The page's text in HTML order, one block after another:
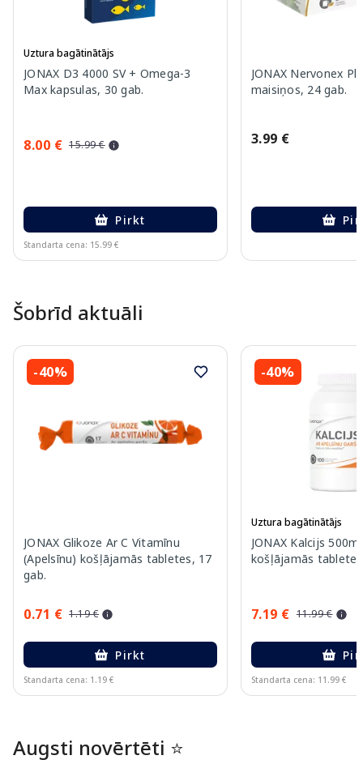
Uztura bagātinātājs
JONAX D3 4000 SV + Omega-3
Max kapsulas, 30 gab.
8.00 € 15.99 €
Pirkt
Standarta cena: 15.99 €
JONAX Nervonex
maisiņos, 24 gab.
3.99 €
Šobrīd aktuāli
-40%
JONAX Glikoze Ar C Vitamīnu
(Apelsīnu) košļājamās tabletes, 17
gab.
0.71 € 1.19 €
Pirkt
Standarta cena: 1.19 €
-40%
Uztura bagātinātājs
JONAX Kalcijs
košļājamās
7.19 € 11.99 €
Standarta cena: 11.99 €
Augsti novērtēti ⭐